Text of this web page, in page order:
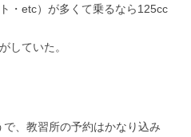
・etc）が多くて乗るなら125cc
していた。
、教習所の予約はかなり込み